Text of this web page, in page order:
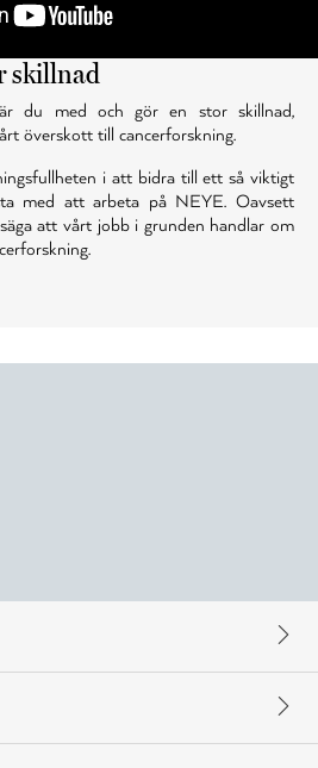
skillnad
du med och gör en stor skillnad,
överskott till cancerforskning.
i att bidra till ett så viktigt
med att arbeta på NEYE. Oavsett
att vårt jobb i grunden handlar om